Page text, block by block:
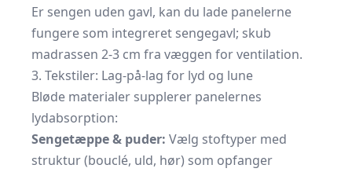
Er sengen uden gavl, kan du lade panelerne
fungere som integreret sengegavl; skub
madrassen 2-3 cm fra væggen for ventilation.
3. Tekstiler: Lag-på-lag for lyd og lune
Bløde materialer supplerer panelernes
lydabsorption:
Sengetæppe & puder: Vælg stoftyper med
struktur (bouclé, uld, hør) som opfanger